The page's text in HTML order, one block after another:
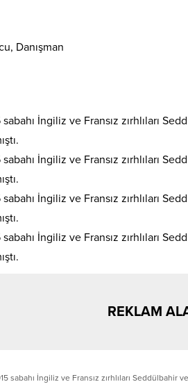
Danışman
REKLAM
sabahı İngiliz ve Fransız zırhlıları Seddülbahir